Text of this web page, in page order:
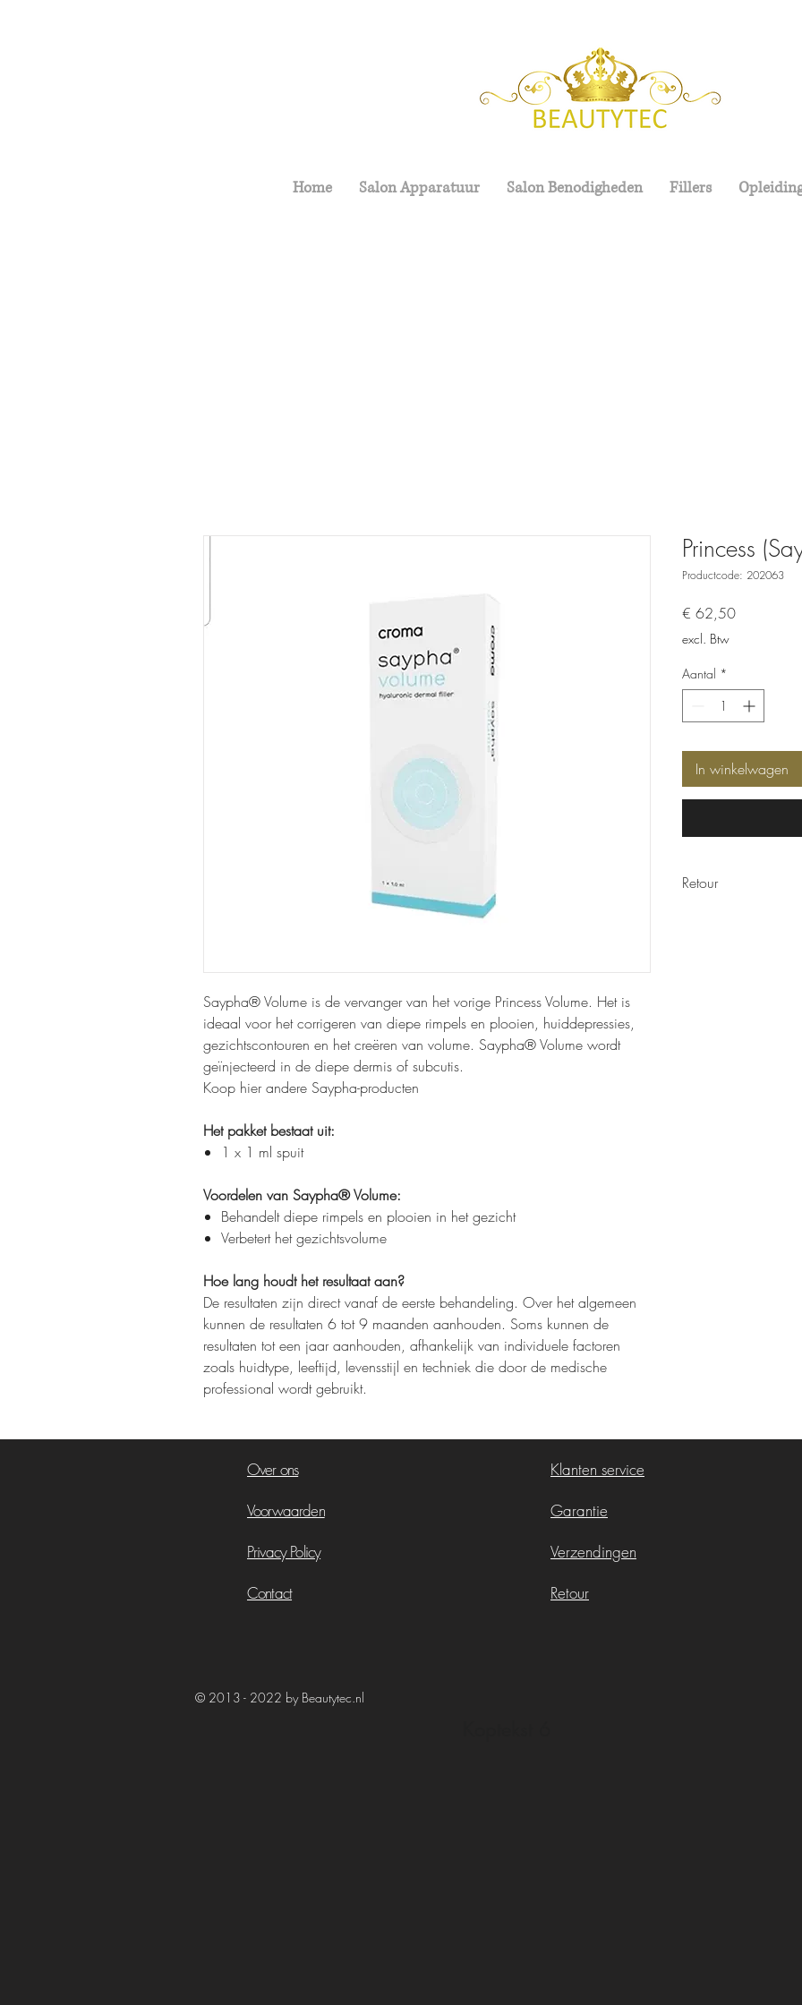
Home Salon Apparatuur Salon Benodigheden Fillers
Saypha® Volume is de vervanger van het vorige Princess Volume. Het is
ideaal voor het corrigeren van diepe rimpels en plooien, huiddepressies,
gezichtscontouren en het creëren van volume. Saypha® Volume wordt
geïnjecteerd in de diepe dermis of subcutis.
Koop hier andere Saypha-producten
Het pakket bestaat uit:
1 x 1 ml spuit
Voordelen van Saypha® Volume:
Behandelt diepe rimpels en plooien in het gezicht
Verbetert het gezichtsvolume
Hoe lang houdt het resultaat aan?
De resultaten zijn direct vanaf de eerste behandeling. Over het algemeen
kunnen de resultaten 6 tot 9 maanden aanhouden. Soms kunnen de
resultaten tot een jaar aanhouden, afhankelijk van individuele factoren
zoals huidtype, leeftijd, levensstijl en techniek die door de medische
professional wordt gebruikt.
Princess
Productcode: 202063
€ 62,50Prijs
excl. Btw
Aantal *
In winkelwagen
Retour
Over ons
Voorwaarden
Privacy Policy
Contact
Klanten service
Garantie
Verzendingen
Retour
© 2013 - 2022 by Beautytec.nl